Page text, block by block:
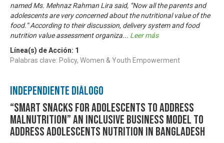
named Ms. Mehnaz Rahman Lira said, “Now all the parents and
adolescents are very concerned about the nutritional value of the
food.” According to their discussion, delivery system and food
nutrition value assessment organiza... Leer más
Línea(s) de Acción: 1
Palabras clave: Policy, Women & Youth Empowerment
Independiente Diálogo
“Smart Snacks for Adolescents to Address
Malnutrition” An Inclusive Business Model to
Address Adolescents Nutrition in Bangladesh